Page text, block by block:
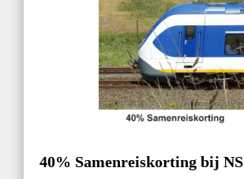
40% Samenreiskorting bij NS